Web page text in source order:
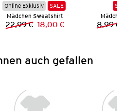
Online Exklusiv
SALE
Mädchen Sweatshirt
Vorheriger Preis:
22,99 € Neuer Preis:
18,00 € 8,99 €
auch gefallen